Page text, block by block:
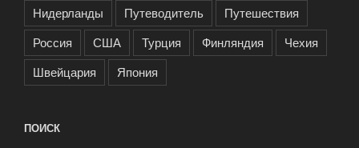
Нидерланды
Путеводитель
Путешествия
Россия
США Турция Финляндия
Чехия
Швейцария
Япония
ПОИСК